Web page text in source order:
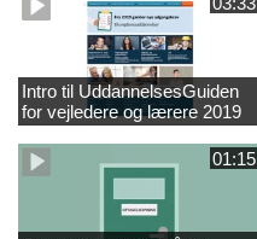
Intro til UddannelsesGuiden
for vejledere og lærere 2019
01:15